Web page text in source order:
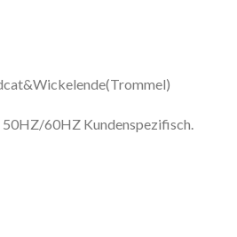
60HZ Kundenspezifisch.